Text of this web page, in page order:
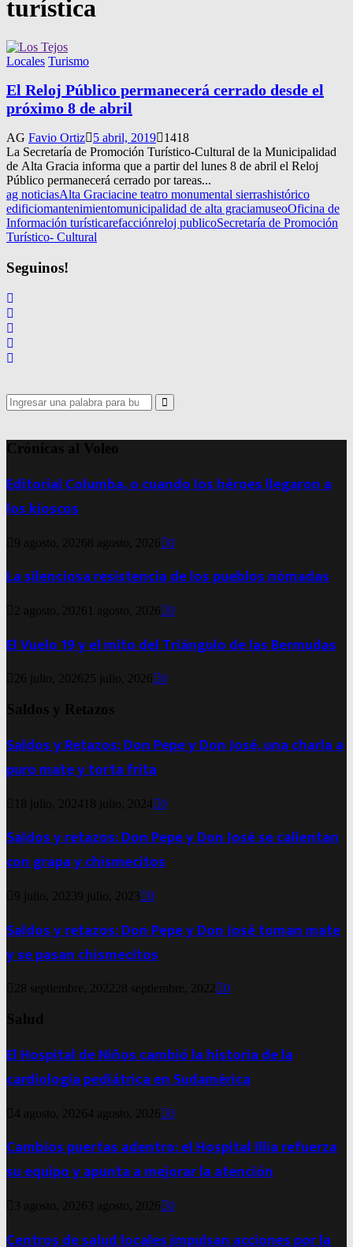
turística
Locales Turismo
El Reloj Público permanecerá cerrado desde el
próximo 8 de abril
AG Favio Ortiz 5 abril, 2019
1418
La Secretaría de Promoción Turístico-Cultural de la Municipalidad
de Alta Gracia informa que a partir del lunes 8 de abril el Reloj
Público permanecerá cerrado por tareas...
ag noticiasAlta Graciacine teatro monumental sierrashistórico
edificiomantenimientomunicipalidad de alta graciamuseoOficina de
Información turísticarefacciónreloj publicoSecretaría de Promoción
Turístico- Cultural
Seguinos!
Search
for:
Search
Crónicas al Voleo
Editorial Columba, o cuando los héroes llegaron a
los kioscos
9 agosto, 20268 agosto, 2026 0
La silenciosa resistencia de los pueblos nómadas
2 agosto, 2026 1 agosto, 2026 0
El Vuelo 19 y el mito del Triángulo de las Bermudas
26 julio, 202625 julio, 2026 0
Saldos y Retazos
Saldos y Retazos: Don Pepe y Don José, una charla a
puro mate y torta frita
18 julio, 2024 18 julio, 2024 0
Saldos y retazos: Don Pepe y Don José se calientan
con grapa y chismecitos
9 julio, 20239 julio, 2023 0
Saldos y retazos: Don Pepe y Don José toman mate
y se pasan chismecitos
28 septiembre, 202228 septiembre, 2022 0
Salud
El Hospital de Niños cambió la historia de la
cardiología pediátrica en Sudamérica
4 agosto, 20264 agosto, 2026 0
Cambios puertas adentro: el Hospital Illia refuerza
su equipo y apunta a mejorar la atención
3 agosto, 2026 3 agosto, 2026 0
Centros de salud locales impulsan acciones por la